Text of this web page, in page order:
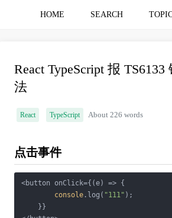
HOME SEARCH
React TypeScript 报
法
React TypeScript About 226 words
点击事件
<button onClick={ (e) => {
console .log( "111" );
    }}